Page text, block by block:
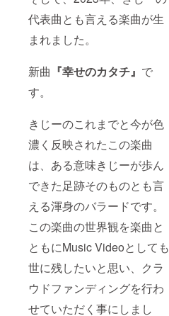
代表曲とも言える楽曲が生
まれました。
新曲 『幸せのカタチ』 で
す。
きじーのこれまでと今が色
濃く反映されたこの楽曲
は、ある意味きじーが歩ん
できた足跡そのものとも言
える渾身のバラードです。
この楽曲の世界観を楽曲と
ともにMusic Videoとしても
世に残したいと思い、クラ
ウドファンディングを行わ
せていただく事にしまし